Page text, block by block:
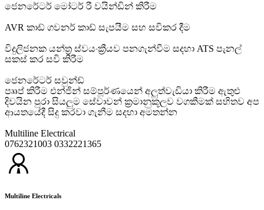
ජෙනරේටර් මෝටර් රී වයින්ඩින් කිරීම
AVR කාඩ් ගවනර් කාඩ් සැපයීම සහ සවිකර දීම
විදුලිජනක යන්ත්‍ර ස්වයංක්‍රීයව පනගැන්වීම සදහා ATS පැනල්
සකස් කර සවි කිරීම
ජෙනරේටර් සවුන්ඩ්
පෲප් කිරීම එන්ජින් සම්පූර්ණයෙන් අලුත්වැඩියා කිරීම ඇතුළු
දිවයින පුරා සියලුම සේවාවන් ක්‍රමානුකූලව වගකීමක් සහිතව අප
ආයතයේදී සිදු කරවා ගැනීම සදහා අමතන්න
Multiline Electrical
0762321003 0332221365
Multiline Electricals